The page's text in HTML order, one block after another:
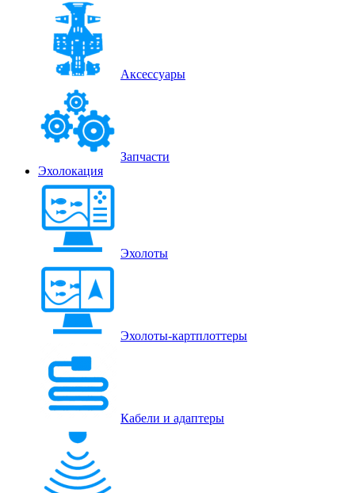
Аксессуары
Запчасти
Эхолокация
Эхолоты
Эхолоты-картплоттеры
Кабели и адаптеры